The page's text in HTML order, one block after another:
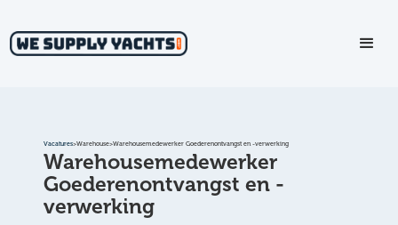
Vacatures>Warehouse>Warehousemedewerker Goederenontvangst en -verwerking
Warehousemedewerker
Goederenontvangst en -
verwerking